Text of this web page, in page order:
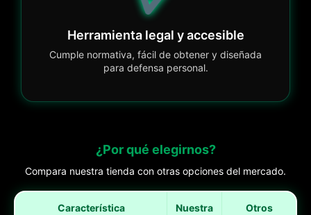
Herramienta legal y accesible
Cumple normativa, fácil de obtener y diseñada
para defensa personal.
¿Por qué elegirnos?
Compara nuestra tienda con otras opciones del mercado.
Característica
Nuestra
Otros